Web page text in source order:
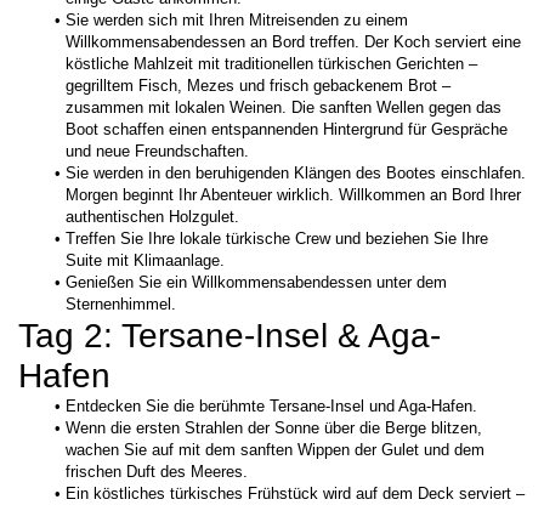
Sie werden sich mit Ihren Mitreisenden zu einem
Willkommensabendessen an Bord treffen. Der Koch serviert eine
köstliche Mahlzeit mit traditionellen türkischen Gerichten –
gegrilltem Fisch, Mezes und frisch gebackenem Brot –
zusammen mit lokalen Weinen. Die sanften Wellen gegen das
Boot schaffen einen entspannenden Hintergrund für Gespräche
und neue Freundschaften.
Sie werden in den beruhigenden Klängen des Bootes einschlafen.
Morgen beginnt Ihr Abenteuer wirklich. Willkommen an Bord Ihrer
authentischen Holzgulet.
Treffen Sie Ihre lokale türkische Crew und beziehen Sie Ihre
Suite mit Klimaanlage.
Genießen Sie ein Willkommensabendessen unter dem
Sternenhimmel.
Tag 2: Tersane-Insel & Aga-
Hafen
Entdecken Sie die berühmte Tersane-Insel und Aga-Hafen.
Wenn die ersten Strahlen der Sonne über die Berge blitzen,
wachen Sie auf mit dem sanften Wippen der Gulet und dem
frischen Duft des Meeres.
Ein köstliches türkisches Frühstück wird auf dem Deck serviert –